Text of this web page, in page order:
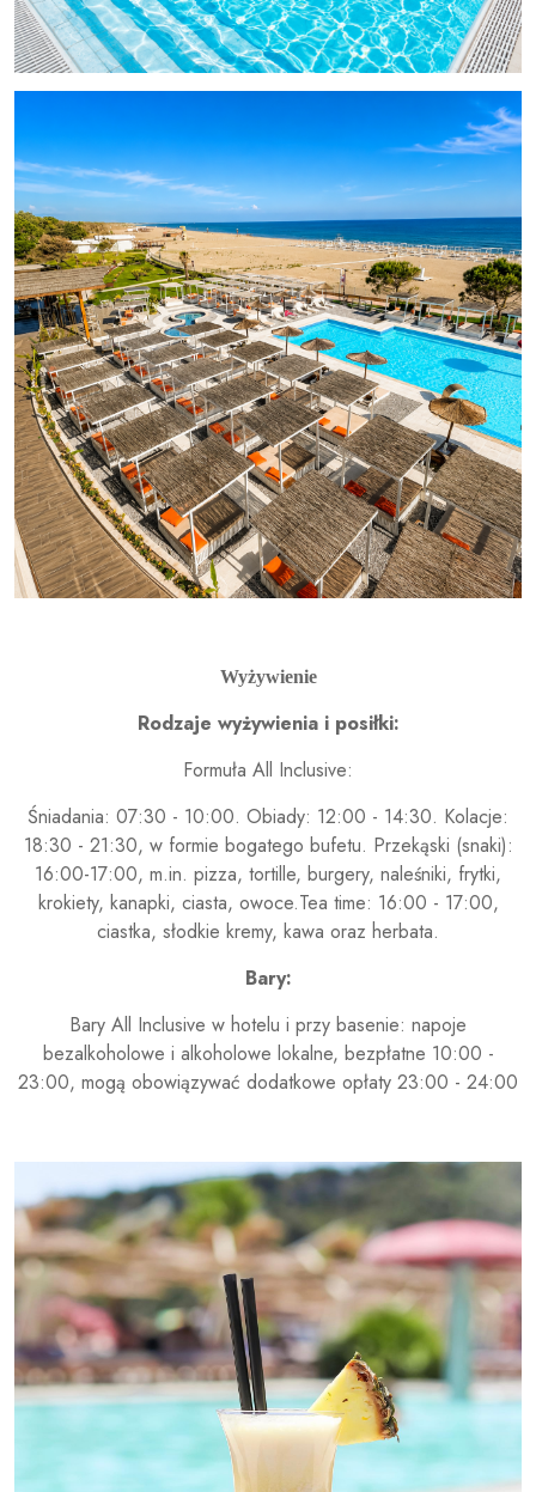
Wyżywienie
Rodzaje wyżywienia i posiłki:
Formuła All Inclusive:
Śniadania: 07:30 - 10:00. Obiady: 12:00 - 14:30. Kolacje:
18:30 - 21:30, w formie bogatego bufetu. Przekąski (snaki):
16:00-17:00, m.in. pizza, tortille, burgery, naleśniki, frytki,
krokiety, kanapki, ciasta, owoce.Tea time: 16:00 - 17:00,
ciastka, słodkie kremy, kawa oraz herbata.
Bary:
Bary All Inclusive w hotelu i przy basenie: napoje
bezalkoholowe i alkoholowe lokalne, bezpłatne 10:00 -
23:00, mogą obowiązywać dodatkowe opłaty 23:00 - 24:00